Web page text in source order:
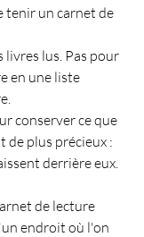
tenir un carnet de
livres lus. Pas pour
en une liste
conserver ce que
de plus précieux :
derrière eux.
de lecture
endroit où l'on